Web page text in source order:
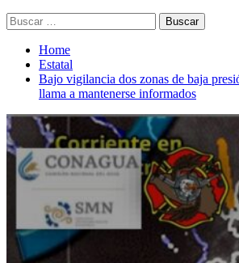
Buscar:
Home
Estatal
Bajo vigilancia dos zonas de baja
llama a mantenerse informados